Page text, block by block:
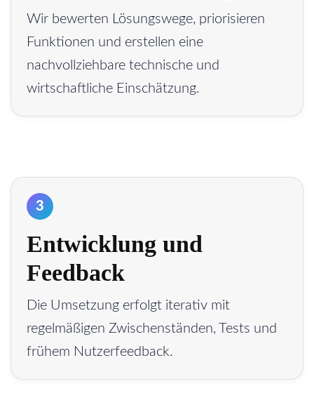
Wir bewerten Lösungswege, priorisieren
Funktionen und erstellen eine
nachvollziehbare technische und
wirtschaftliche Einschätzung.
3
Entwicklung und
Feedback
Die Umsetzung erfolgt iterativ mit
regelmäßigen Zwischenständen, Tests und
frühem Nutzerfeedback.